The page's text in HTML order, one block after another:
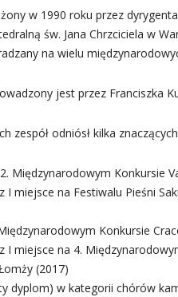
w 1990 roku przez
św. Jana Chrzciciela w
na wielu
jest przez Franciszka
zespół odniósł kilka
Międzynarodowym Konkursie
I miejsce na Festiwalu Pieśni
Konkursie
I miejsce na 4.
(2017)
dyplom) w kategorii chórów